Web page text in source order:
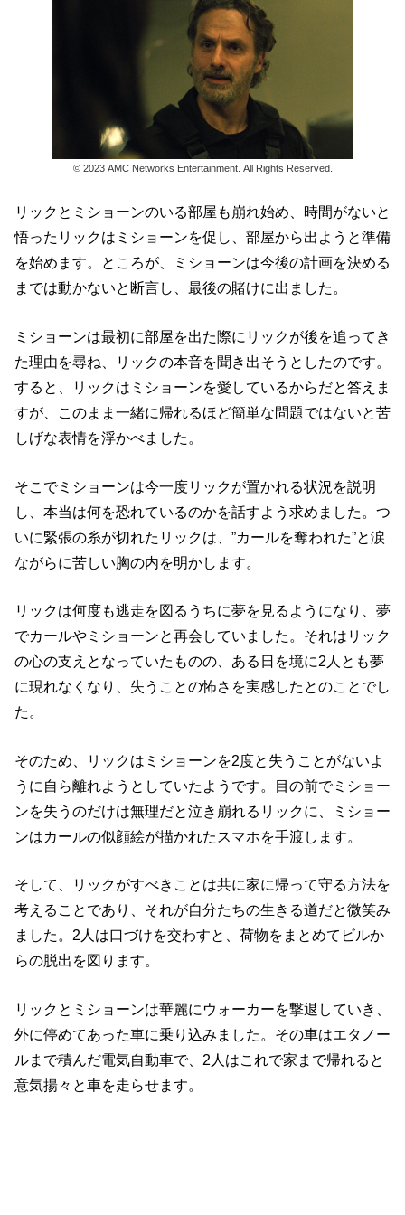
© 2023 AMC Networks Entertainment. All Rights Reserved.
リックとミショーンのいる部屋も崩れ始め、時間がないと
悟ったリックはミショーンを促し、部屋から出ようと準備
を始めます。ところが、ミショーンは今後の計画を決める
までは動かないと断言し、最後の賭けに出ました。
ミショーンは最初に部屋を出た際にリックが後を追ってき
た理由を尋ね、リックの本音を聞き出そうとしたのです。
すると、リックはミショーンを愛しているからだと答えま
すが、このまま一緒に帰れるほど簡単な問題ではないと苦
しげな表情を浮かべました。
そこでミショーンは今一度リックが置かれる状況を説明
し、本当は何を恐れているのかを話すよう求めました。つ
いに緊張の糸が切れたリックは、”カールを奪われた”と涙
ながらに苦しい胸の内を明かします。
リックは何度も逃走を図るうちに夢を見るようになり、夢
でカールやミショーンと再会していました。それはリック
の心の支えとなっていたものの、ある日を境に2人とも夢
に現れなくなり、失うことの怖さを実感したとのことでし
た。
そのため、リックはミショーンを2度と失うことがないよ
うに自ら離れようとしていたようです。目の前でミショー
ンを失うのだけは無理だと泣き崩れるリックに、ミショー
ンはカールの似顔絵が描かれたスマホを手渡します。
そして、リックがすべきことは共に家に帰って守る方法を
考えることであり、それが自分たちの生きる道だと微笑み
ました。2人は口づけを交わすと、荷物をまとめてビルか
らの脱出を図ります。
リックとミショーンは華麗にウォーカーを撃退していき、
外に停めてあった車に乗り込みました。その車はエタノー
ルまで積んだ電気自動車で、2人はこれで家まで帰れると
意気揚々と車を走らせます。